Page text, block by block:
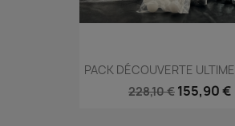
PACK DÉCOUVERTE
228,10 € 155,90 €